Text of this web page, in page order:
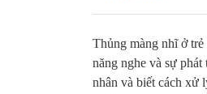
Thủng màng nhĩ ở
năng nghe và sự
nhân và biết cách xử